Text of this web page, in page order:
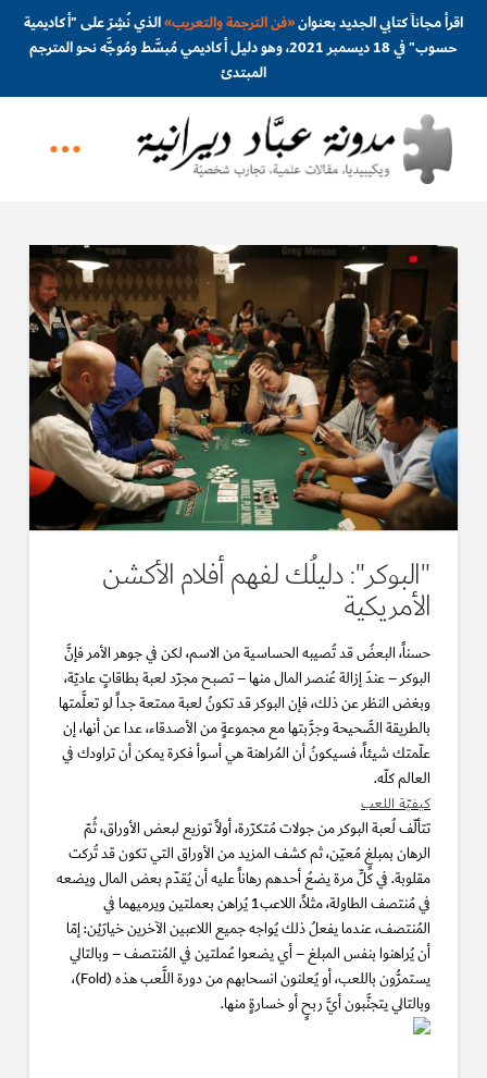
اقرأ مجاناً كتابي الجديد بعنوان«فن الترجمة والتعريب»الذي نُشِرَ على "أكاديمية
حسوب" في 18 ديسمبر 2021، وهو دليل أكاديمي مُبسَّط ومُوجَّه نحو المترجم
المبتدئ
"البوكر": دليلُك لفهم أفلام الأكشن
الأمريكية
حسناً، البعضُ قد تُصيبه الحساسية من الاسم، لكن في جوهر الأمر فإنَّ
البوكر – عندَ إزالة عُنصر المال منها – تصبح مجرّد لعبة بطاقاتٍ عاديّة،
وبغض النظر عن ذلك، فإن البوكر قد تكونُ لعبة ممتعة جداً لو تعلَّمتها
بالطريقة الصَّحيحة وجرَّبتها مع مجموعةٍ من الأصدقاء، عدا عن أنها، إن
علّمتك شيئاً، فسيكونُ أن المُراهنة هي أسوأ فكرة يمكن أن تراودك في
العالم كلّه.
كيفيّة اللعب
تتألّف لُعبة البوكر من جولات مُتكرّرة، أولاً توزيع لبعض الأوراق، ثُمّ
الرهان بمبلغٍ مُعيّن، ثم كشف المزيد من الأوراق التي تكون قد تُركت
مقلوبة. في كلِّ مرة يضعُ أحدهم رهاناً عليه أن يُقدّم بعض المال ويضعه
في مُنتصف الطاولة، مثلاً، اللاعب1 يُراهن بعملتين ويرميهما في
المُنتصف، عندما يفعلُ ذلك يُواجه جميع اللاعبين الآخرين خيارَيْن: إمّا
أن يُراهنوا بنفس المبلغ – أي يضعوا عُملتين في المُنتصف – وبالتالي
يستمرُّون باللعب، أو يُعلنون انسحابهم من دورة اللَّعب هذه (Fold)،
وبالتالي يتجنَّبون أيَّ ربحٍ أو خسارةٍ منها.